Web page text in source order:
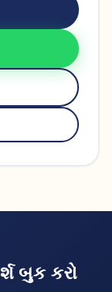
બુક કરો